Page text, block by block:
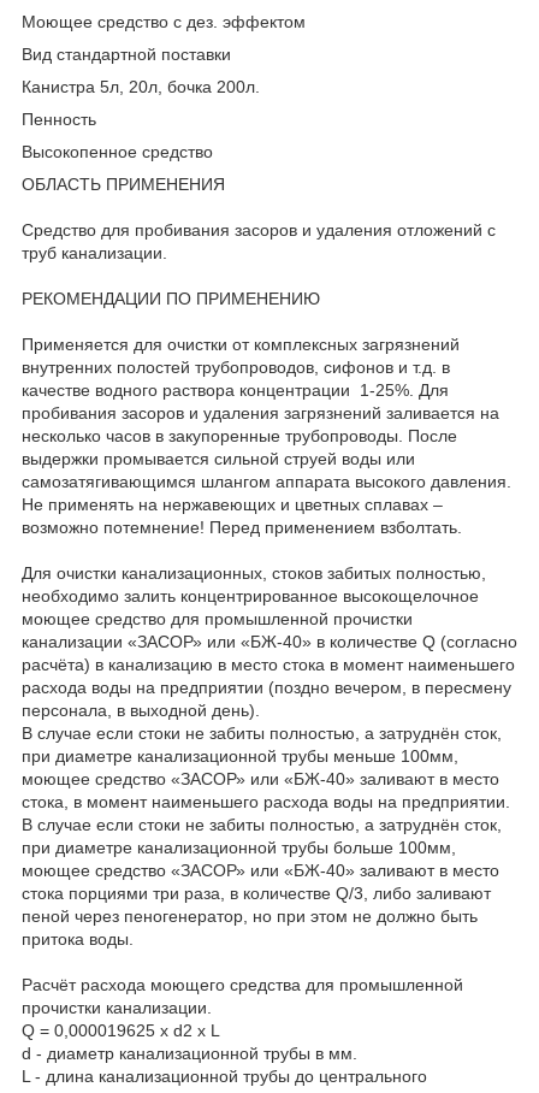
Моющее средство с дез. эффектом
Вид стандартной поставки
Канистра 5л, 20л, бочка 200л.
Пенность
Высокопенное средство
ОБЛАСТЬ ПРИМЕНЕНИЯ
Средство для пробивания засоров и удаления отложений с
труб канализации.
РЕКОМЕНДАЦИИ ПО ПРИМЕНЕНИЮ
Применяется для очистки от комплексных загрязнений
внутренних полостей трубопроводов, сифонов и т.д. в
качестве водного раствора концентрации 1-25%. Для
пробивания засоров и удаления загрязнений заливается на
несколько часов в закупоренные трубопроводы. После
выдержки промывается сильной струей воды или
самозатягивающимся шлангом аппарата высокого давления.
Не применять на нержавеющих и цветных сплавах –
возможно потемнение! Перед применением взболтать.
Для очистки канализационных, стоков забитых полностью,
необходимо залить концентрированное высокощелочное
моющее средство для промышленной прочистки
канализации «ЗАСОР» или «БЖ-40» в количестве Q (согласно
расчёта) в канализацию в место стока в момент наименьшего
расхода воды на предприятии (поздно вечером, в пересмену
персонала, в выходной день).
В случае если стоки не забиты полностью, а затруднён сток,
при диаметре канализационной трубы меньше 100мм,
моющее средство «ЗАСОР» или «БЖ-40» заливают в место
стока, в момент наименьшего расхода воды на предприятии.
В случае если стоки не забиты полностью, а затруднён сток,
при диаметре канализационной трубы больше 100мм,
моющее средство «ЗАСОР» или «БЖ-40» заливают в место
стока порциями три раза, в количестве Q/3, либо заливают
пеной через пеногенератор, но при этом не должно быть
притока воды.
Расчёт расхода моющего средства для промышленной
прочистки канализации.
Q = 0,000019625 х d2 х L
d - диаметр канализационной трубы в мм.
L - длина канализационной трубы до центрального